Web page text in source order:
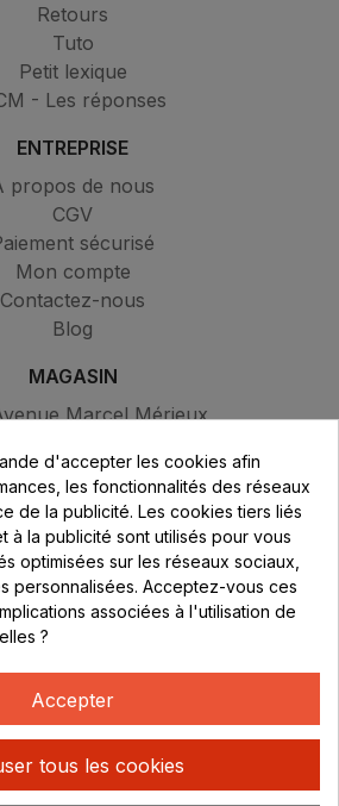
Retours
Tuto
Petit lexique
- Les réponses
ENTREPRISE
propos de nous
CGV
sécurisé
Mon compte
Contactez-nous
Blog
MAGASIN
Marcel Mérieux
69530 Brignais
au vendredi :
8h - 16h
sur Rendez-vous
CONTACT
04 78 37 00 68
d'accepter les cookies afin
les fonctionnalités des réseaux
de la publicité. Les cookies tiers liés
à la publicité sont utilisés pour vous
optimisées sur les réseaux sociaux,
personnalisées. Acceptez-vous ces
associées à l'utilisation de
?
Accepter
tous les cookies